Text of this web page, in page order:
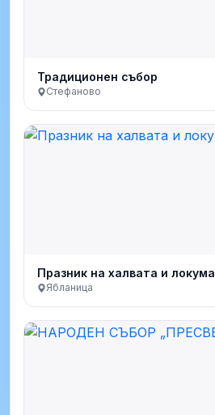
Традиционен събор
Стефаново
Празник на халвата и локума
Ябланица